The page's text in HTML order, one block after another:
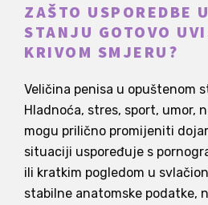
ZAŠTO USPOREDBE
STANJU GOTOVO
KRIVOM SMJERU?
Veličina penisa u opuštenom
Hladnoća, stres, sport, umor,
mogu prilično promijeniti
situaciji uspoređuje s
ili kratkim pogledom u
stabilne anatomske podatke,